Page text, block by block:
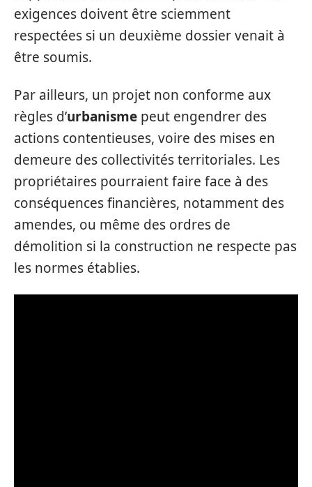
exigences doivent être sciemment
respectées si un deuxième dossier venait à
être soumis.
Par ailleurs, un projet non conforme aux
règles d’urbanisme peut engendrer des
actions contentieuses, voire des mises en
demeure des collectivités territoriales. Les
propriétaires pourraient faire face à des
conséquences financières, notamment des
amendes, ou même des ordres de
démolition si la construction ne respecte pas
les normes établies.